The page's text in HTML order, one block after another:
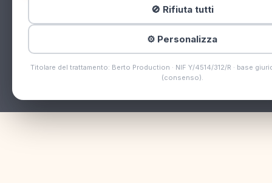
🚫 Rifiuta tutti
⚙️ Personalizza
Titolare del trattamento: Berto Production · NIF Y/4514/312/R · base
(consenso).